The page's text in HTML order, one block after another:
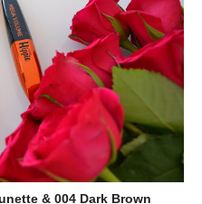
& 004 Dark Brown